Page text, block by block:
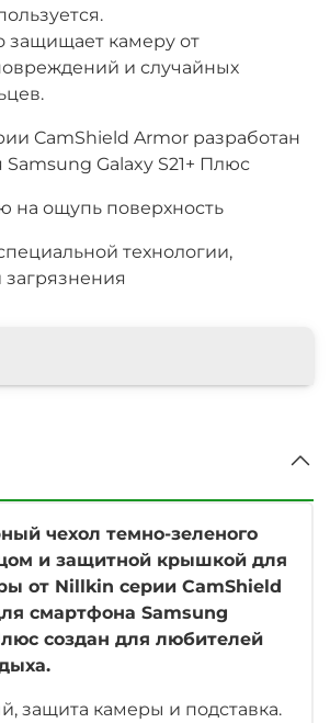
защищает камеру от
и случайных
CamShield Armor разработан
Galaxy S21+ Плюс
на ощупь поверхность
технологии,
чехол темно-зеленого
и защитной крышкой для
от Nillkin серии CamShield
смартфона Samsung
создан для любителей
защита камеры и подставка.